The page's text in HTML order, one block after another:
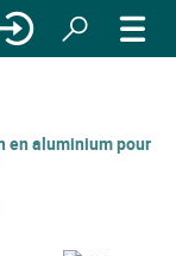
en aluminium pour